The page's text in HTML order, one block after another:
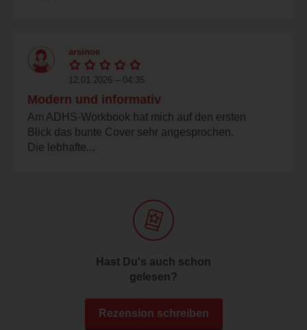
arsinoe
12.01.2026 – 04:35
Modern und informativ
Am ADHS-Workbook hat mich auf den ersten
Blick das bunte Cover sehr angesprochen.
Die lebhafte...
Hast Du's auch schon
gelesen?
Rezension schreiben